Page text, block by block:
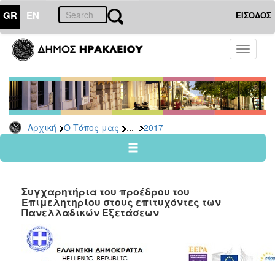
GR EN ΕΙΣΟΔΟΣ
Toggle
Αρχική Ο Τόπος μας ... 2017
ΤΟΠΟΣ
ΜΑΣ
Ανακοινώσεις
Αρχείο
2026
2024
2022
2021
2020
2019
Συγχαρητήρια του προέδρου του
Επιμελητηρίου στους επιτυχόντες των
Πανελλαδικών Εξετάσεων